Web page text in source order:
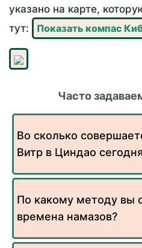
указано на карте,
тут:
Показать компас
Часто
Во сколько
Витр в Циндао
По какому методу вы
времена намазов?